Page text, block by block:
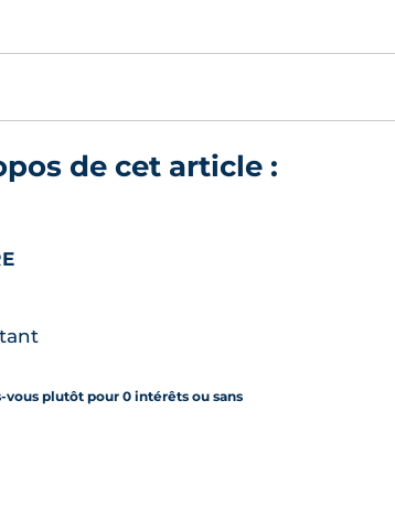
de cet article :
vous plutôt pour 0 intérêts ou sans